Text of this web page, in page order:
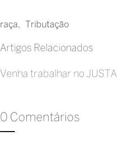
raça Tributação
Artigos Relacionados
Venha trabalhar no JUSTA
0 Comentários